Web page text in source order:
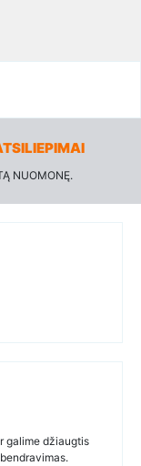
NUOMONĘ.
galime džiaugtis